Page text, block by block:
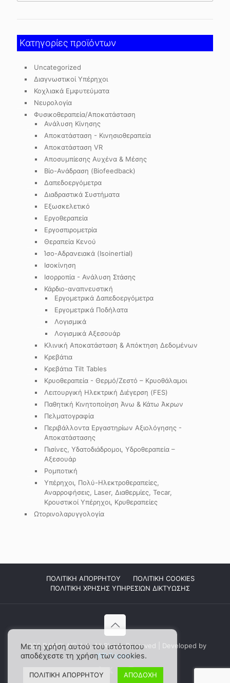
Κατηγορίες προϊόντων
Uncategorized
Διαγνωστικοί Υπέρηχοι
Κοχλιακά Εμφυτεύματα
Νευρολογία
Φυσικοθεραπεία/Αποκατάσταση
Ανάλυση Κίνησης
Αποκατάσταση - Κινησιοθεραπεία
Αποκατάσταση VR
Αποσυμπίεσης Αυχένα & Μέσης
Βίο-Ανάδραση (Biofeedback)
Δαπεδοεργόμετρα
Διαδραστικά Συστήματα
Εξωσκελετικό
Εργοθεραπεία
Εργοσπιρομετρία
Θεραπεία Κενού
Ίσο-Αδρανειακά (Isoinertial)
Ισοκίνηση
Ισορροπία - Ανάλυση Στάσης
Κάρδιο-αναπνευστική
Εργομετρικά Δαπεδοεργόμετρα
Εργομετρικά Ποδήλατα
Λογισμικά
Λογισμικά Αξεσουάρ
Κλινική Αποκατάσταση & Απόκτηση Δεδομένων
Κρεβάτια
Κρεβάτια Tilt Tables
Κρυοθεραπεία - Θερμό/Ζεστό – Κρυοθάλαμοι
Λειτουργική Ηλεκτρική Διέγερση (FES)
Παθητική Κινητοποίηση Άνω & Κάτω Άκρων
Πελματογραφία
Περιβάλλοντα Εργαστηρίων Αξιολόγησης -
Αποκατάστασης
Πισίνες, Υδατοδιάδρομοι, Υδροθεραπεία –
Αξεσουάρ
Ρομποτική
Υπέρηχοι, Πολύ-Ηλεκτροθεραπείες,
Αναρροφήσεις, Laser, Διαθερμίες, Tecar,
Κρουστικοί Υπέρηχοι, Κρυθεραπείες
Ωτορινολαρυγγολογία
ΠΟΛΙΤΙΚΗ ΑΠΟΡΡΗΤΟΥ
ΠΟΛΙΤΙΚΗ COOKIES
ΠΟΛΙΤΙΚΗ ΧΡΗΣΗΣ ΥΠΗΡΕΣΙΩΝ ΔΙΚΤΥΩΣΗΣ
2026 DAMPLAID Α.Ε. All Rights Reserved | Developed by
WP Experts
Με τη χρήση αυτού του ιστότοπου
αποδέχεστε τη χρήση των cookies.
ΠΟΛΙΤΙΚΗ ΑΠΟΡΡΗΤΟΥ ΑΠΟΔΟΧΗ